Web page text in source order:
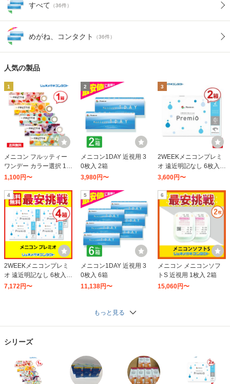
すべて （36件）
めがね、コンタクト （36件）
人気の製品
1
メニコン フルッティー
ワンデー カラー選択 10
枚入り 1箱
1,100円〜
2
メニコン1DAY 近視用 3
0枚入 2箱
3,980円〜
3
2WEEKメニコンプレミ
オ 遠近明記なし 6枚入 2
箱
3,600円〜
4
2WEEKメニコンプレミ
オ 遠近明記なし 6枚入 4
箱
7,172円〜
5
メニコン1DAY 近視用 3
0枚入 6箱
11,138円〜
6
メニコン メニコンソフ
トS 近視用 1枚入 2箱
15,060円〜
もっと見る
シリーズ